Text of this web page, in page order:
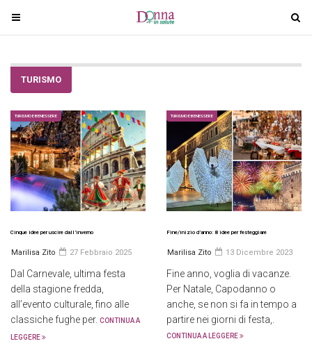
T
o
g
n
a
v
i
g
a
i
o
T
o
g
n
a
v
i
g
a
o
TURISMO
TURISMO E BENESSERE
Cinque idee per uscire dall’inverno
Marilisa Zito 27 Febbraio 2025
Dal Carnevale, ultima festa
della stagione fredda,
all’evento culturale, fino alle
classiche fughe per. CONTINUA A
LEGGERE
TURISMO E BENESSERE
Fine/inizio d’anno: 8 idee per festeggiare
Marilisa Zito 13 Dicembre 2023
Fine anno, voglia di vacanze.
Per Natale, Capodanno o
anche, se non si fa in tempo a
partire nei giorni di festa,.
CONTINUA A LEGGERE